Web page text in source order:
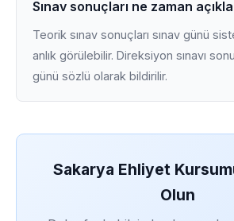
Sınav sonuçları ne zaman
Teorik sınav sonuçları sınav günü
anlık görülebilir. Direksiyon sınavı
günü sözlü olarak bildirilir.
Sakarya Ehliyet
Olun